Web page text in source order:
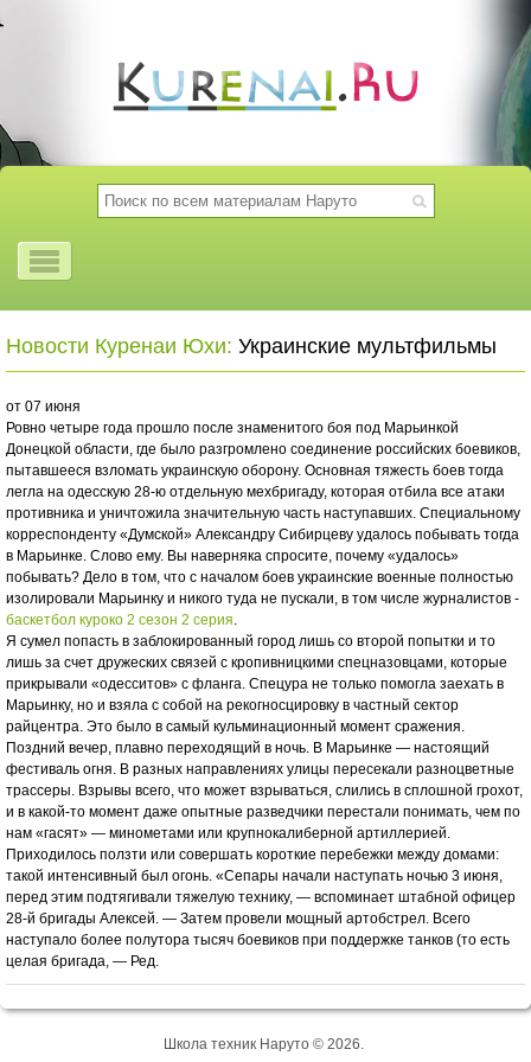
Новости Куренаи Юхи: Украинские мультфильмы
от 07 июня
Ровно четыре года прошло после знаменитого боя под Марьинкой
Донецкой области, где было разгромлено соединение российских боевиков,
пытавшееся взломать украинскую оборону. Основная тяжесть боев тогда
легла на одесскую 28-ю отдельную мехбригаду, которая отбила все атаки
противника и уничтожила значительную часть наступавших. Специальному
корреспонденту «Думской» Александру Сибирцеву удалось побывать тогда
в Марьинке. Слово ему. Вы наверняка спросите, почему «удалось»
побывать? Дело в том, что с началом боев украинские военные полностью
изолировали Марьинку и никого туда не пускали, в том числе журналистов -
баскетбол куроко 2 сезон 2 серия.
Я сумел попасть в заблокированный город лишь со второй попытки и то
лишь за счет дружеских связей с кропивницкими спецназовцами, которые
прикрывали «одесситов» с фланга. Спецура не только помогла заехать в
Марьинку, но и взяла с собой на рекогносцировку в частный сектор
райцентра. Это было в самый кульминационный момент сражения.
Поздний вечер, плавно переходящий в ночь. В Марьинке — настоящий
фестиваль огня. В разных направлениях улицы пересекали разноцветные
трассеры. Взрывы всего, что может взрываться, слились в сплошной грохот,
и в какой-то момент даже опытные разведчики перестали понимать, чем по
нам «гасят» — минометами или крупнокалиберной артиллерией.
Приходилось ползти или совершать короткие перебежки между домами:
такой интенсивный был огонь. «Сепары начали наступать ночью 3 июня,
перед этим подтягивали тяжелую технику, — вспоминает штабной офицер
28-й бригады Алексей. — Затем провели мощный артобстрел. Всего
наступало более полутора тысяч боевиков при поддержке танков (то есть
целая бригада, — Ред.
Школа техник Наруто © 2026.